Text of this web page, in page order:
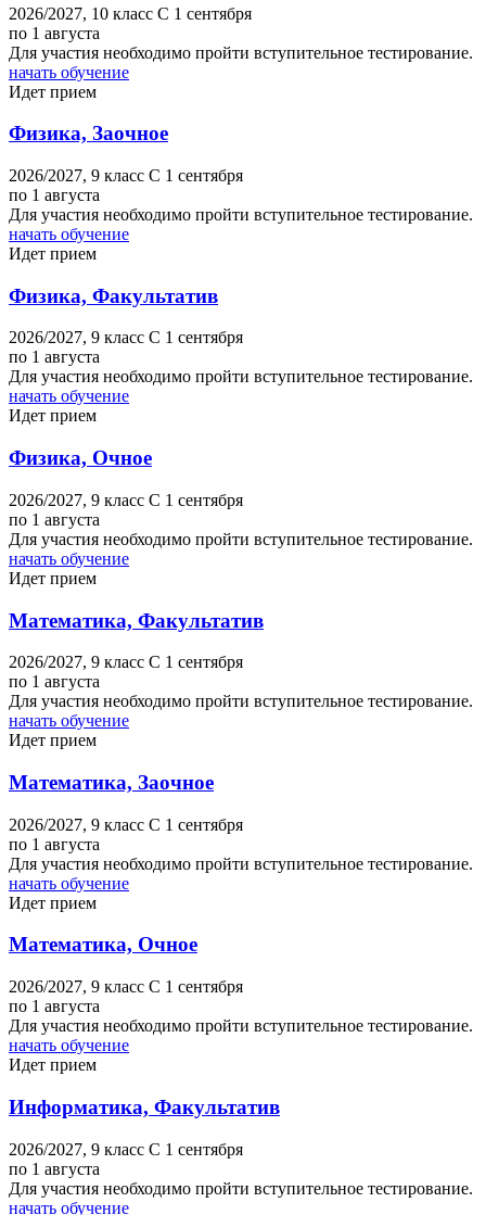
2026/2027, 10 класс C 1 сентября
по 1 августа
Для участия необходимо пройти вступительное тестирование.
начать обучение
Идет прием
Физика, Заочное
2026/2027, 9 класс C 1 сентября
по 1 августа
Для участия необходимо пройти вступительное тестирование.
начать обучение
Идет прием
Физика, Факультатив
2026/2027, 9 класс C 1 сентября
по 1 августа
Для участия необходимо пройти вступительное тестирование.
начать обучение
Идет прием
Физика, Очное
2026/2027, 9 класс C 1 сентября
по 1 августа
Для участия необходимо пройти вступительное тестирование.
начать обучение
Идет прием
Математика, Факультатив
2026/2027, 9 класс C 1 сентября
по 1 августа
Для участия необходимо пройти вступительное тестирование.
начать обучение
Идет прием
Математика, Заочное
2026/2027, 9 класс C 1 сентября
по 1 августа
Для участия необходимо пройти вступительное тестирование.
начать обучение
Идет прием
Математика, Очное
2026/2027, 9 класс C 1 сентября
по 1 августа
Для участия необходимо пройти вступительное тестирование.
начать обучение
Идет прием
Информатика, Факультатив
2026/2027, 9 класс C 1 сентября
по 1 августа
Для участия необходимо пройти вступительное тестирование.
начать обучение